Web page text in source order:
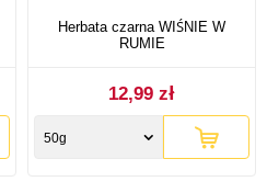
Herbata czarna WIŚNIE W
RUMIE
12,99 zł
50g